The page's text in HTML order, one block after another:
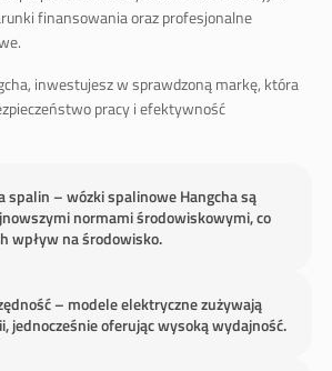
finansowania oraz profesjonalne
inwestujesz w sprawdzoną markę, która
pracy i efektywność
spalin – wózki spalinowe Hangcha są
normami środowiskowymi, co
wpływ na środowisko.
– modele elektryczne zużywają
jednocześnie oferując wysoką wydajność.